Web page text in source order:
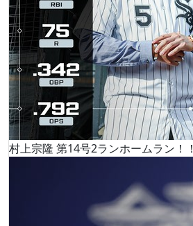
村上宗隆 第14号2ランホームラン！！